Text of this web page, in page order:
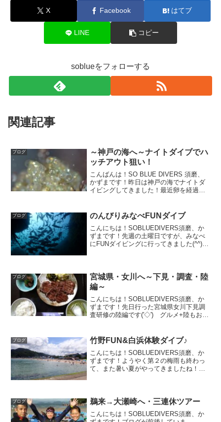
X Facebook はてブ
LINE コピー
soblueをフォローする
関連記事
ブログ
～神戸の海へ～ナイトダイブでハ
ッチアウト狙い！
こんばんは！SO BLUE DIVERS 須磨、
かずまです！昨日は神戸の海でナイトダ
イビングしてきました！最近卵を経過観
の石野昇太君が潜りに来てくれました！
(...
ブログ のんびりみなべFUNダイブ
こんにちは！SOBLUEDIVERS須磨、か
ずまです！先週の土曜日ですが、みなべ
にFUNダイビングに行ってきました(^^)/
した。...
ブログ
宮城県・女川へ～下見・調査・陸
編～
こんにちは！SOBLUEDIVERS須磨、か
ずまです！先日行った宮城県女川下見調
査研修の陸編です('◇')ゞグルメ+陸もお出
ではグルメも重要ですからね！宮城は食
べ物も...
ブログ 竹野FUN&白浜体験ダイブ♪
こんにちは！SOBLUEDIVERS須磨、か
ずまです！ようやく第２の梅雨も終わっ
て、また暑い夏がやってきましたね！っ
ょ！てか、...
ブログ 鵜来→大瀬崎へ・三連休ツアー
こんにちは！SOBLUEDIVERS須磨、か